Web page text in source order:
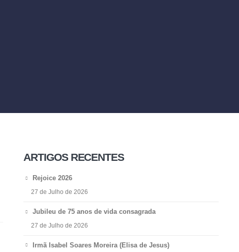
ARTIGOS RECENTES
Rejoice 2026
27 de Julho de 2026
Jubileu de 75 anos de vida consagrada
27 de Julho de 2026
Irmã Isabel Soares Moreira (Elisa de Jesus)